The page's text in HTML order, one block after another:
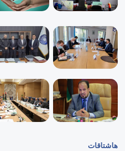
هاشتاقات